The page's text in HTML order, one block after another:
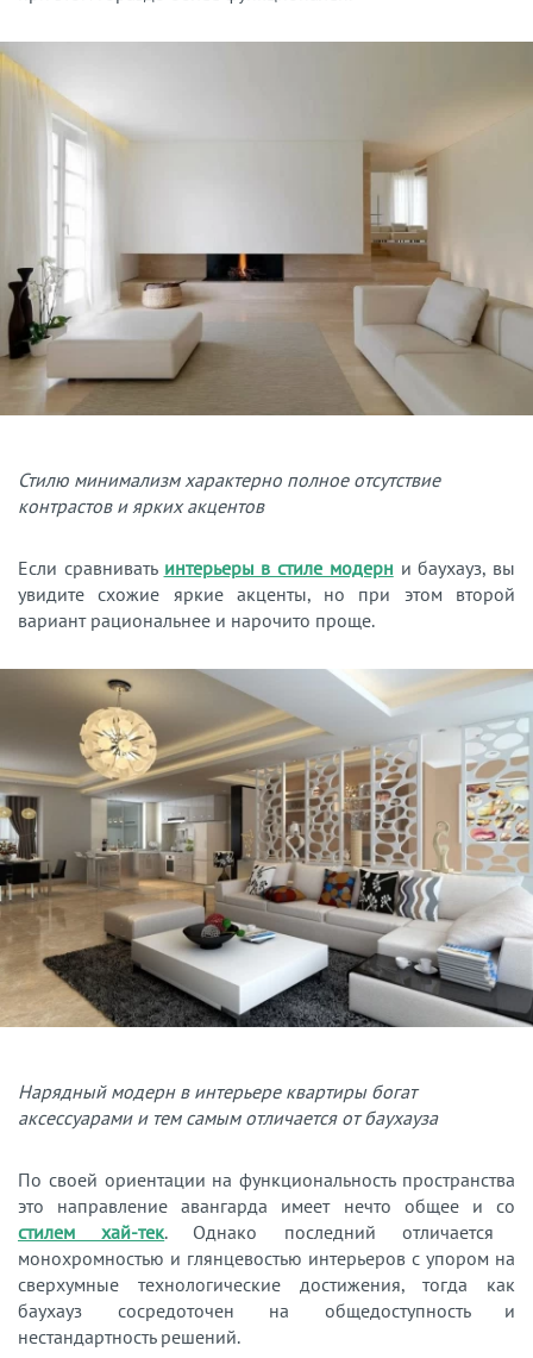
Стилю минимализм характерно полное отсутствие
контрастов и ярких акцентов
Если сравнивать интерьеры в стиле модерн и баухауз, вы
увидите схожие яркие акценты, но при этом второй
вариант рациональнее и нарочито проще.
Нарядный модерн в интерьере квартиры богат
аксессуарами и тем самым отличается от баухауза
По своей ориентации на функциональность пространства
это направление авангарда имеет нечто общее и со
стилем хай-тек. Однако последний отличается
монохромностью и глянцевостью интерьеров с упором на
сверхумные технологические достижения, тогда как
баухауз сосредоточен на общедоступность и
нестандартность решений.